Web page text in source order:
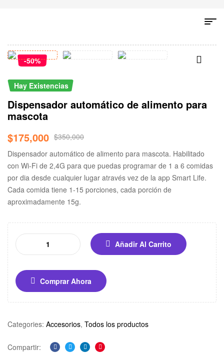
-50%
Hay Existencias
Dispensador automático de alimento para
mascota
$350,000
$175,000
Dispensador automático de alimento para mascota. Habilitado
con Wi-Fi de 2,4G para que puedas programar de 1 a 6 comidas
por dia desde cualquier lugar através vez de la app Smart Life.
Cada comida tiene 1-15 porciones, cada porción de
aproximadamente 15g.
Añadir Al Carrito
Comprar Ahora
Categories: Accesorios, Todos los productos
Compartir:
Facebook
TwitterLinkedinPinterest